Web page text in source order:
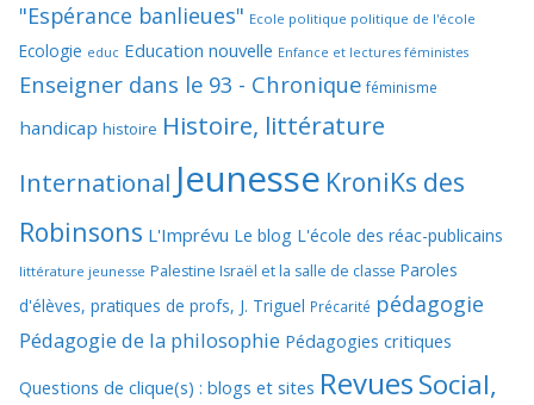
"Espérance banlieues" Ecole politique politique de l'école
Ecologie educ Education nouvelle Enfance et lectures féministes
Enseigner dans le 93 - Chronique féminisme
handicap histoire Histoire, littérature
International Jeunesse KroniKs des
Robinsons L'Imprévu Le blog L'école des réac-publicains
littérature jeunesse Palestine Israël et la salle de classe Paroles
d'élèves, pratiques de profs, J. Triguel Précarité pédagogie
Pédagogie de la philosophie Pédagogies critiques
Questions de clique(s) : blogs et sites RevuesSocial,